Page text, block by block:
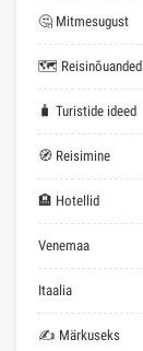
🤔 Mitmesugust
🗺 Reisinõuanded
🧳 Turistide ideed
🧭 Reisimine
🏨 Hotellid
Venemaa
Itaalia
✍ Märkuseks